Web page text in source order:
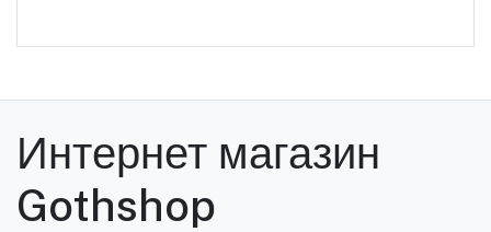
Интернет магазин
Gothshop